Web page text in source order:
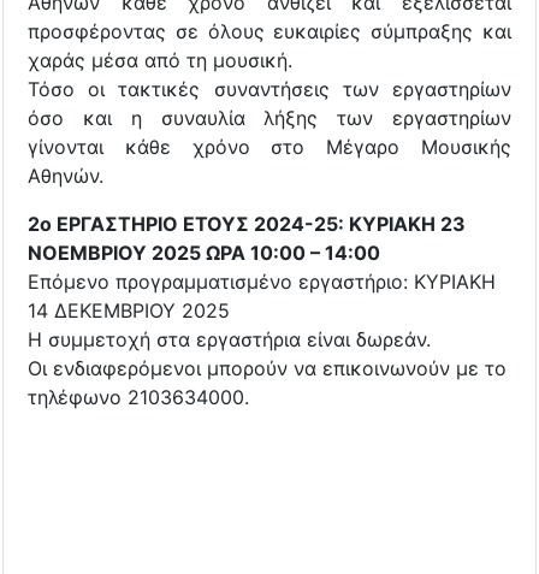
προσφέροντας σε όλους ευκαιρίες σύμπραξης και
χαράς μέσα από τη μουσική.
Τόσο οι τακτικές συναντήσεις των εργαστηρίων
όσο και η συναυλία λήξης των εργαστηρίων
γίνονται κάθε χρόνο στο Μέγαρο Μουσικής
Αθηνών.
2o ΕΡΓΑΣΤΗΡΙΟ ΕΤΟΥΣ 2024-25: ΚΥΡΙΑΚΗ 23
ΝΟΕΜΒΡΙΟΥ 2025 ΩΡΑ 10:00 – 14:00
Επόμενο προγραμματισμένο εργαστήριο: ΚΥΡΙΑΚΗ
14 ΔΕΚΕΜΒΡΙΟΥ 2025
Η συμμετοχή στα εργαστήρια είναι δωρεάν.
Οι ενδιαφερόμενοι μπορούν να επικοινωνούν με το
τηλέφωνο 2103634000.